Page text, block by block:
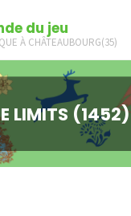
du jeu
À CHÂTEAUBOURG(35)
LIMITS (1452)